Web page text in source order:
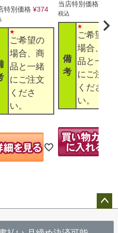
特別価格 ¥374
ご希望の
場合、商
品と一緒
にご注文
くださ
い。
当店特別価格
税込
備
考
ご希望の
場合、商
品と一緒
にご注文
くださ
い。